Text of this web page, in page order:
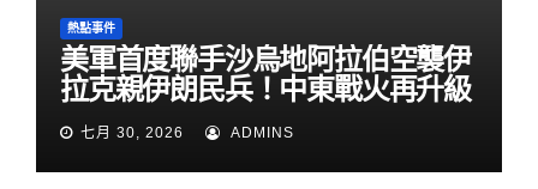
熱點事件
美軍首度聯手沙烏地阿拉伯空襲伊
拉克親伊朗民兵！中東戰火再升級
七月 30, 2026 ADMINS